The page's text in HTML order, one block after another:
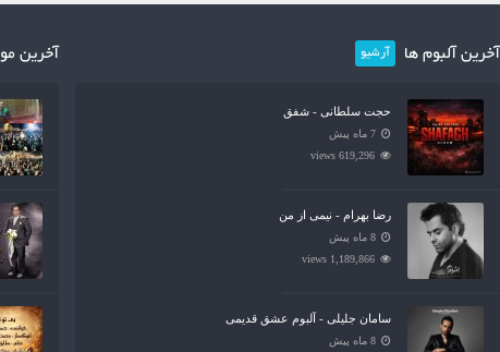
آخرین آلبوم ها آرشیو
حجت سلطانی - شفق
7 ماه پیش
619,296 views
رضا بهرام - نیمی از من
8 ماه پیش
1,189,866 views
سامان جلیلی - آلبوم عشق قدیمی
8 ماه پیش
آخرین